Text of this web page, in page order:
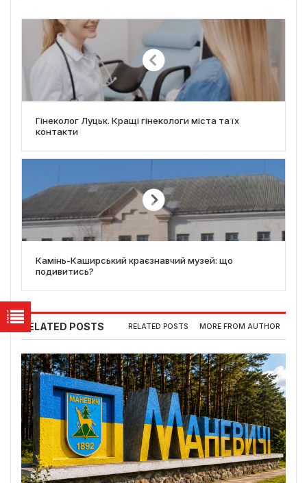
Гінеколог Луцьк. Кращі гінекологи міста та їх
контакти
Камінь-Каширський краєзнавчий музей: що
подивитись?
RELATED POSTS RELATED POSTS MORE FROM AUTHOR